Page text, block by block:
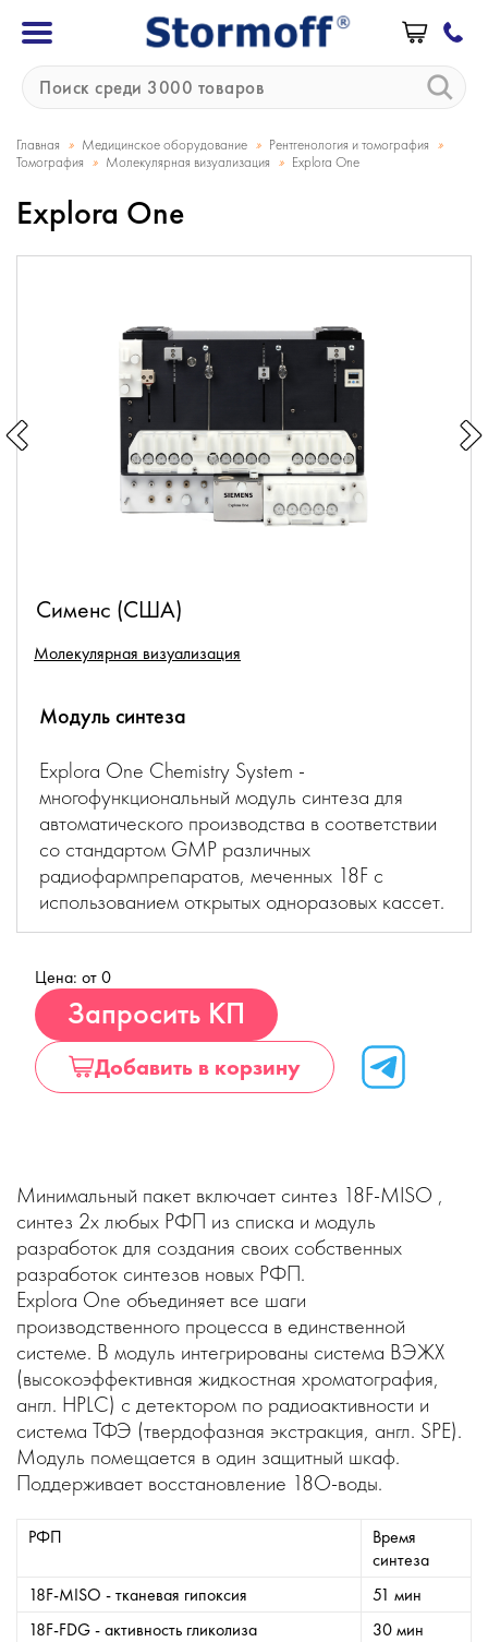
Главная » Медицинское оборудование » Рентгенология и томография »
Томография » Молекулярная визуализация » Explora One
Explora One
Сименс (США)
Молекулярная визуализация
Модуль синтеза
Explora One Chemistry System -
многофункциональный модуль синтеза для
автоматического производства в соответствии
со стандартом GMP различных
радиофармпрепаратов, меченных 18F с
использованием открытых одноразовых кассет.
Цена: от 0
Запросить КП
Добавить в корзину
Минимальный пакет включает синтез 18F-MISO ,
синтез 2х любых РФП из списка и модуль
разработок для создания своих собственных
разработок синтезов новых РФП.
Explora One объединяет все шаги
производственного процесса в единственной
системе. В модуль интегрированы система ВЭЖХ
(высокоэффективная жидкостная хроматография,
англ. HPLC) с детектором по радиоактивности и
система ТФЭ (твердофазная экстракция, англ. SPE).
Модуль помещается в один защитный шкаф.
Поддерживает восстановление 18О-воды.
РФП
Время
синтеза
18F-MISO - тканевая гипоксия
51 мин
18F-FDG - активность гликолиза
30 мин